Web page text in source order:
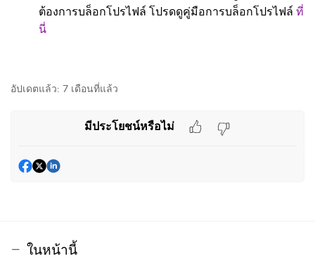
ต้องการบล็อกโปรไฟล์ โปรดดูคู่มือการบล็อกโปรไฟล์ ที่
นี่
อัปเดตแล้ว: 7 เดือนที่แล้ว
มีประโยชน์หรือไม่
ในหน้านี้